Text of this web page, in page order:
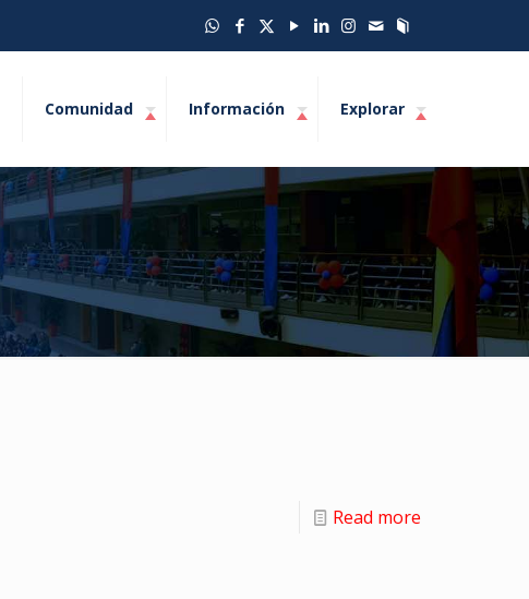
Comunidad Información Explorar
Read more